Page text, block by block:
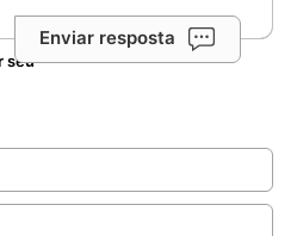
Enviar resposta
seu